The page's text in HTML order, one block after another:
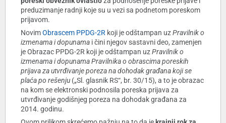
preduzimanje radnji koje su u vezi sa podnetom poreskom
prijavom.
NovimObrascem PPDG-2R koji je odštampan uzPravilnik o
izmenama i dopunama i čini njegov sastavni deo, zamenjen
je Obrazac PPDG-2R koji je odštampan uzPravilnik o
izmenama i dopunama Pravilnika o obrascima poreskih
prijava za utvrđivanje poreza na dohodak građana koji se
plaća po rešenju („Sl. glasnik RS“, br. 30/15), a to je obrazac
na kom se elektronski podnosila poreska prijava za
utvrđivanje godišnjeg poreza na dohodak građana za
2014. godinu.